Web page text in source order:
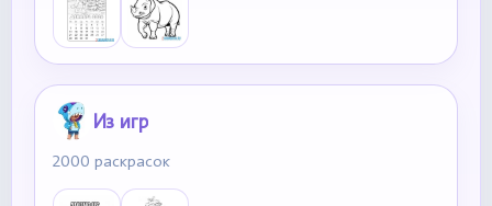
Из игр
2000 раскрасок